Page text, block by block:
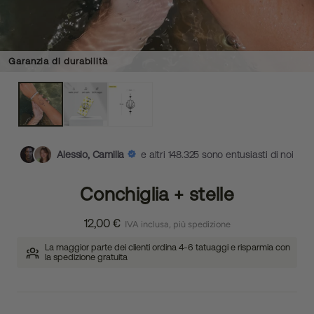
Garanzia di durabilità
Alessio, Camilla e altri 148.325 sono entusiasti di noi
Conchiglia + stelle
12,00 € IVA inclusa, più spedizione
La maggior parte dei clienti ordina 4-6 tatuaggi e risparmia con
la spedizione gratuita